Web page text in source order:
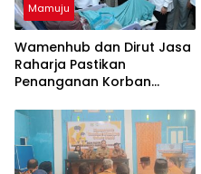
Mamuju
Wamenhub dan Dirut Jasa
Raharja Pastikan
Penanganan Korban
Sentosa II Berjalan Optimal